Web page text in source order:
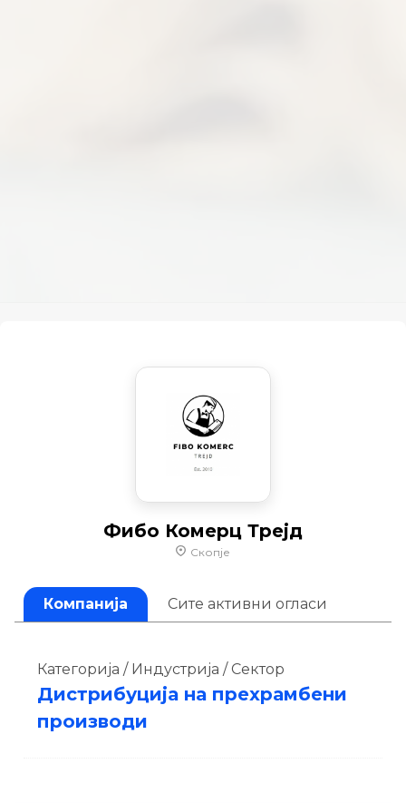
Фибо Комерц Трејд
Скопје
Компанија Сите активни огласи
Категорија / Индустрија / Сектор
Дистрибуција на прехрамбени
производи